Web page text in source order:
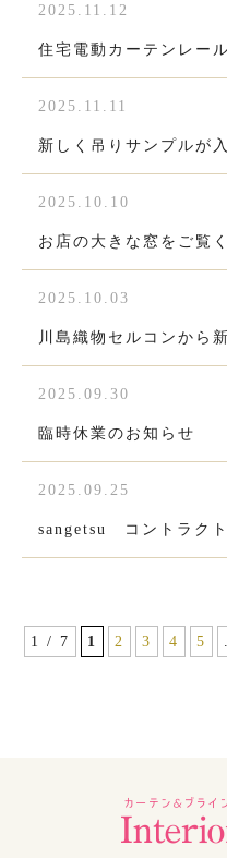
2025.11.12
住宅電動カーテンレー
2025.11.11
新しく吊りサンプルが
2025.10.10
お店の大きな窓をご覧
2025.10.03
川島織物セルコンから
2025.09.30
臨時休業のお知らせ
2025.09.25
sangetsu コントラク
1 / 7 1 2 3 4 5